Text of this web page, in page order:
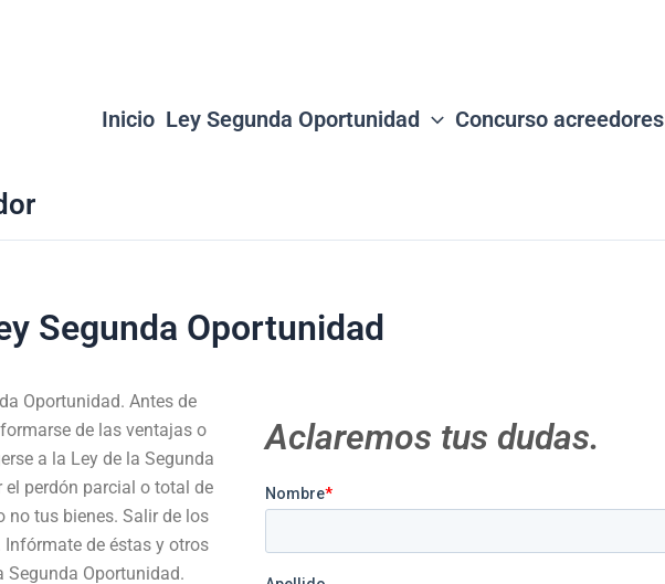
Inicio Ley Segunda Oportunidad Concurso acreedores
Segunda Oportunidad
Oportunidad. Antes de
de las ventajas o
a la Ley de la Segunda
el perdón parcial o total de
no tus bienes. Salir de los
de éstas y otros
Segunda Oportunidad.
Aclaremos tus dudas.